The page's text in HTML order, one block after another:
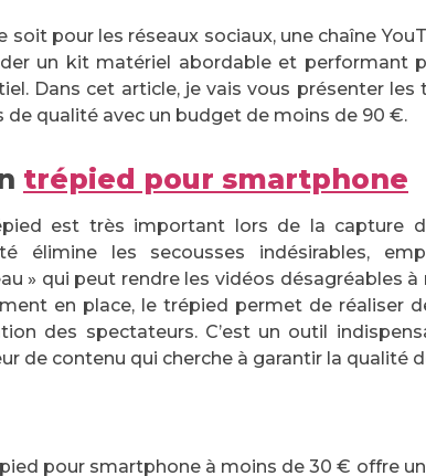
soit pour les réseaux sociaux, une chaîne
un kit matériel abordable et performant
Dans cet article, je vais vous présenter
de qualité avec un budget de moins de 90 €.
trépied pour smartphone
est très important lors de la capture
élimine les secousses indésirables,
» qui peut rendre les vidéos désagréables
en place, le trépied permet de réaliser
des spectateurs. C’est un outil
de contenu qui cherche à garantir la qualité
pour smartphone à moins de 30 € offre